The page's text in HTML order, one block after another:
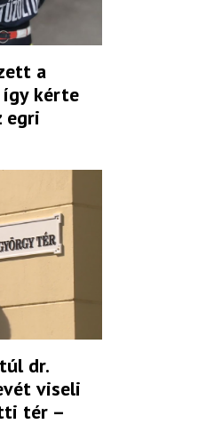
a
így kérte
egri
dr.
viseli
tér –